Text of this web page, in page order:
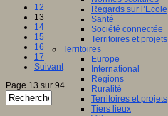
Regards sur l’Ecole
Santé
Société connectée
Territoires et projets
Territoires
Europe
International
Régions
Ruralité
Territoires et projets
Tiers lieux
12
13
14
15
16
17
Suivant
Page 13 sur 94